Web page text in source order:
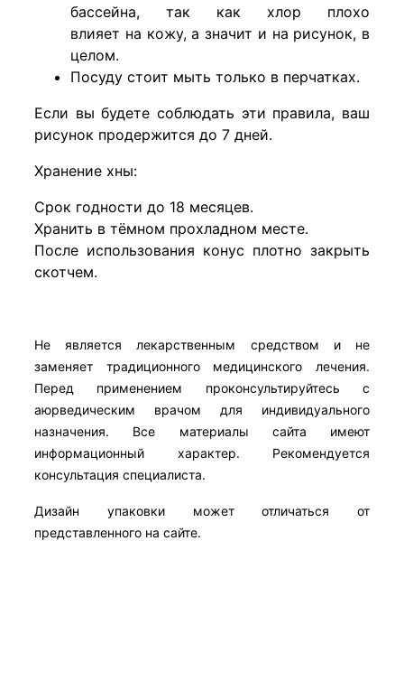
бассейна, так как хлор плохо
влияет на кожу, а значит и на рисунок, в
целом.
Посуду стоит мыть только в перчатках.
Если вы будете соблюдать эти правила, ваш
рисунок продержится до 7 дней.
Хранение хны:
Срок годности до 18 месяцев.
Хранить в тёмном прохладном месте.
После использования конус плотно закрыть
скотчем.
Не является лекарственным средством и не
заменяет традиционного медицинского лечения.
Перед применением проконсультируйтесь с
аюрведическим врачом для индивидуального
назначения. Все материалы сайта имеют
информационный характер. Рекомендуется
консультация специалиста.
Дизайн упаковки может отличаться от
представленного на сайте.